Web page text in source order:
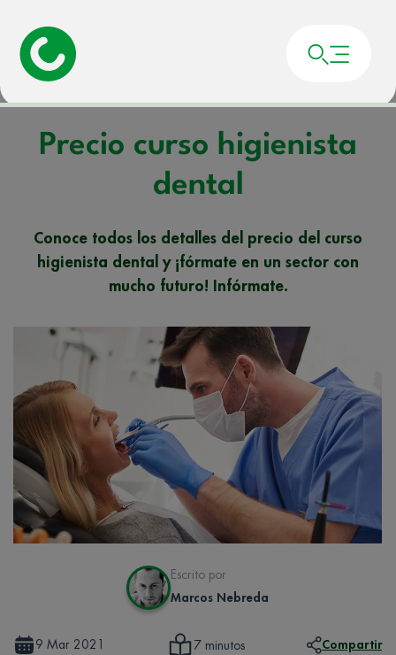
Portada»
Precio curso higienista
dental
Conoce todos los detalles del precio del curso
higienista dental y ¡fórmate en un sector con
mucho futuro! Infórmate.
Escrito por
Marcos Nebreda
9 Mar 2021 7 minutos Compartir